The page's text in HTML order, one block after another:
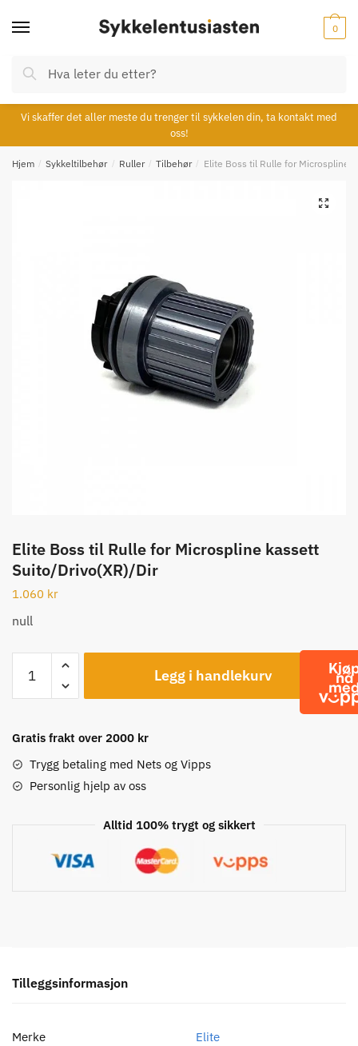
Søk
etter:
Søk
0
Vi skaffer det aller meste du trenger til sykkelen din, ta kontakt med
oss!
Hjem / Sykkeltilbehør / Ruller / Tilbehør / Elite Boss til Rulle for Microspline
🔍
Elite Boss til Rulle for Microspline kassett
Suito/Drivo(XR)/Dir
1.060 kr
null
Boss
til
for
Microspline
kassett
Suito/Drivo(XR)/Dir
Legg i handlekurv
Gratis frakt over 2000 kr
Trygg betaling med Nets og Vipps
Personlig hjelp av oss
Alltid 100% trygt og sikkert
Tilleggsinformasjon
Merke Elite